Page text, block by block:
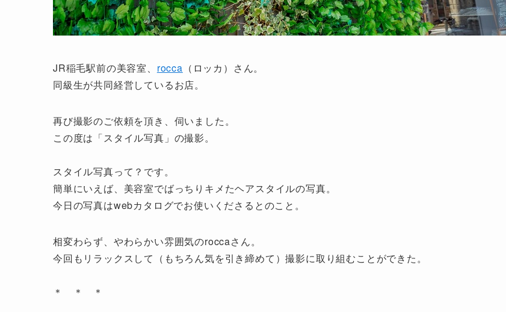
JR稲毛駅前の美容室、 rocca （ロッカ）さん。
同級生が共同経営しているお店。
再び撮影のご依頼を頂き、伺いました。
この度は「スタイル写真」の撮影。
スタイル写真って？です。
簡単にいえば、美容室でばっちりキメたヘアスタイルの写真。
今日の写真はwebカタログでお使いくださるとのこと。
相変わらず、やわらかい雰囲気のroccaさん。
今回もリラックスして（もちろん気を引き締めて）撮影に取り組むことができた。
＊ ＊ ＊